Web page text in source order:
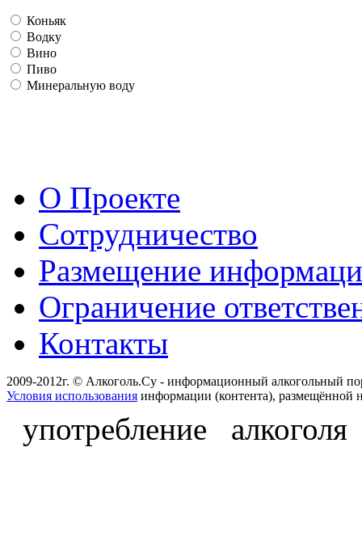
Коньяк
Водку
Вино
Пиво
Минеральную воду
О Проекте
Сотрудничество
Размещение
Ограничение
Контакты
2009-2012г. © Алкоголь.Су - информационный алкогольный
Условия использования информации (контента), размещённой
употребление